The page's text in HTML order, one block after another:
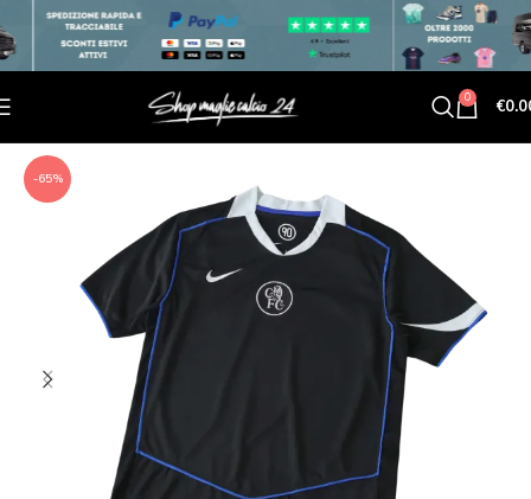
0 €
-65%